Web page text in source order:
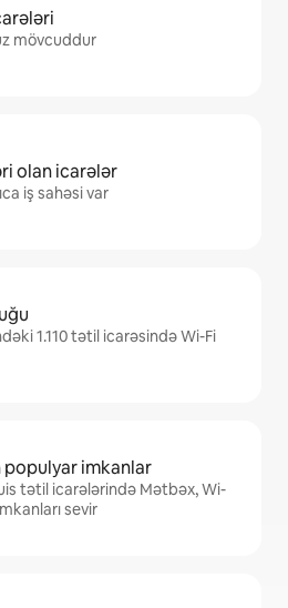
mövcuddur
olan icarələr
iş sahəsi var
1.110 tətil icarəsində Wi-Fi
imkanlar
tətil icarələrində Mətbəx, Wi-
sevir